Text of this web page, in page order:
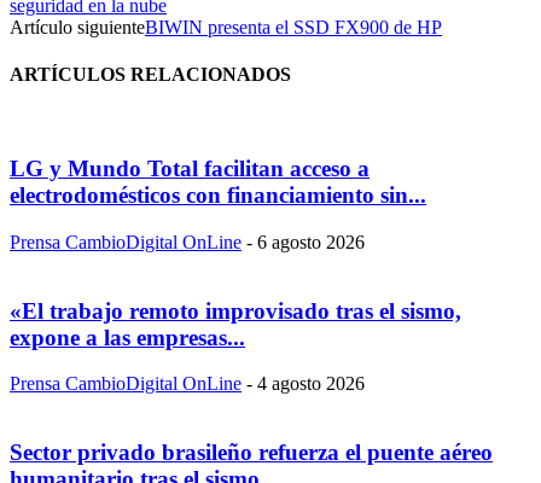
seguridad en la nube
Artículo siguienteBIWIN presenta el SSD FX900 de HP
ARTÍCULOS RELACIONADOS
LG y Mundo Total facilitan acceso a
electrodomésticos con financiamiento sin...
Prensa CambioDigital OnLine - 6 agosto 2026
«El trabajo remoto improvisado tras el sismo,
expone a las empresas...
Prensa CambioDigital OnLine - 4 agosto 2026
Sector privado brasileño refuerza el puente aéreo